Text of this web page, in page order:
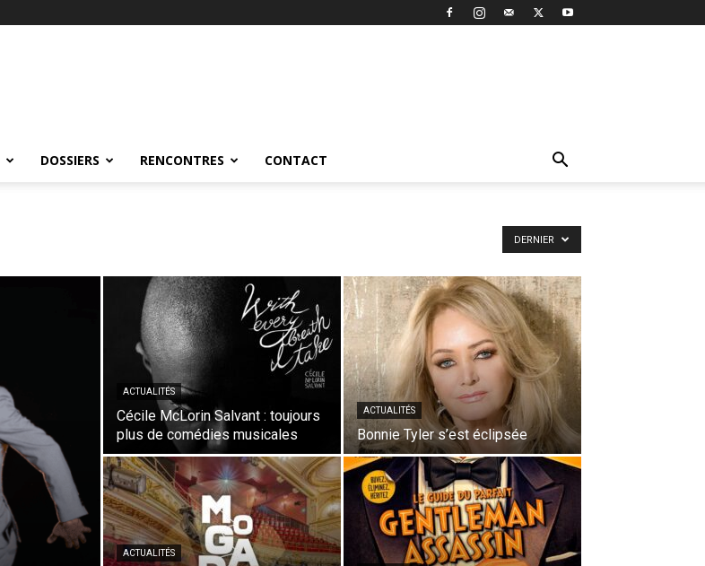
DOSSIERS RENCONTRES CONTACT
DERNIER
ACTUALITÉS
Cécile McLorin Salvant : toujours
plus de comédies musicales
ACTUALITÉS
Bonnie Tyler s’est éclipsée
ACTUALITÉS